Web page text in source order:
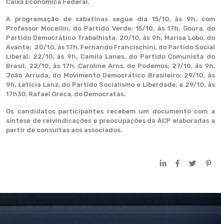
Caixa Econômica Federal.
A programação de sabatinas segue dia 15/10, às 9h, com
Professor Mocellin, do Partido Verde; 15/10, às 17h, Goura, do
Partido Democrático Trabalhista; 20/10, às 9h, Marisa Lobo, do
Avante; 20/10, às 17h, Fernando Francischini, do Partido Social
Liberal; 22/10, às 9h, Camila Lanes, do Partido Comunista do
Brasil; 22/10, às 17h, Caroline Arns, do Podemos; 27/10, às 9h,
João Arruda, do Movimento Democrático Brasileiro; 29/10, às
9h, Letícia Lanz, do Partido Socialismo e Liberdade; e 29/10, às
17h30, Rafael Greca, do Democratas.
Os candidatos participantes recebem um documento com a
síntese de reivindicações e preocupações da ACP elaboradas a
partir de consultas aos associados.